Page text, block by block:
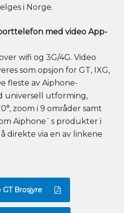
i Norge.
med video App-
wifi og 3G/4G. Video
som opsjon for GT, IXG,
fleste av Aiphone-
universell utforming,
zoom i 9 områder samt
Aiphone`s produkter i
direkte via en av linkene
GT Brosjyre